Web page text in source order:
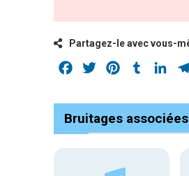
Partagez-le avec vous-
Facebook
Twitter PinterestTumblr
Bruitages associées